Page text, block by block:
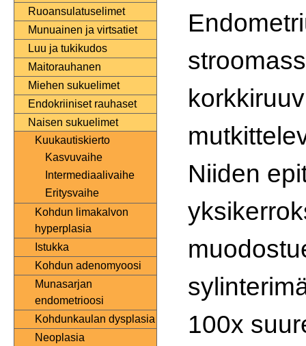
Ruoansulatuselimet
Munuainen ja virtsatiet
Luu ja tukikudos
Maitorauhanen
Miehen sukuelimet
Endokriiniset rauhaset
Naisen sukuelimet
Kuukautiskierto
Kasvuvaihe
Intermediaalivaihe
Eritysvaihe
Kohdun limakalvon
hyperplasia
Istukka
Kohdun adenomyoosi
Munasarjan
endometrioosi
Kohdunkaulan dysplasia
Neoplasia
Niiden
100x